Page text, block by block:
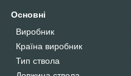
Основні
Виробник
Країна виробник
Тип ствола